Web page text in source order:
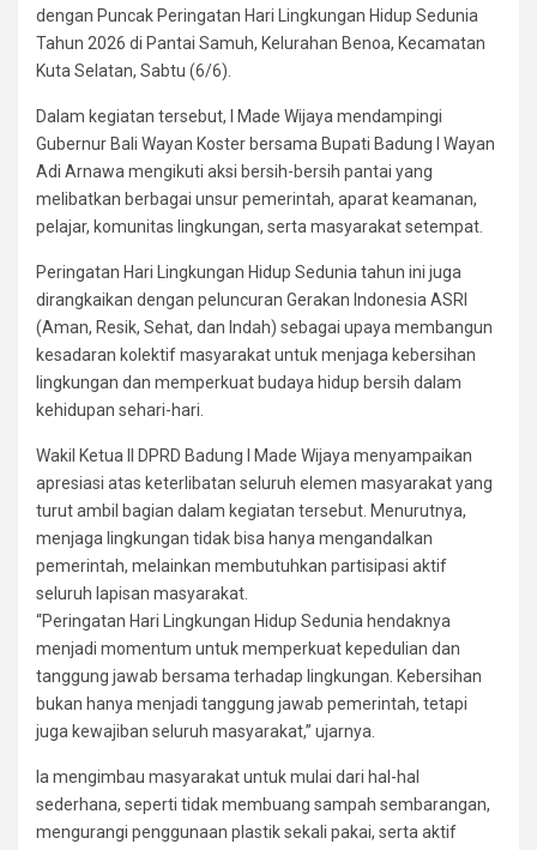
dengan Puncak Peringatan Hari Lingkungan Hidup Sedunia
Tahun 2026 di Pantai Samuh, Kelurahan Benoa, Kecamatan
Kuta Selatan, Sabtu (6/6).
Dalam kegiatan tersebut, I Made Wijaya mendampingi
Gubernur Bali Wayan Koster bersama Bupati Badung I Wayan
Adi Arnawa mengikuti aksi bersih-bersih pantai yang
melibatkan berbagai unsur pemerintah, aparat keamanan,
pelajar, komunitas lingkungan, serta masyarakat setempat.
Peringatan Hari Lingkungan Hidup Sedunia tahun ini juga
dirangkaikan dengan peluncuran Gerakan Indonesia ASRI
(Aman, Resik, Sehat, dan Indah) sebagai upaya membangun
kesadaran kolektif masyarakat untuk menjaga kebersihan
lingkungan dan memperkuat budaya hidup bersih dalam
kehidupan sehari-hari.
Wakil Ketua II DPRD Badung I Made Wijaya menyampaikan
apresiasi atas keterlibatan seluruh elemen masyarakat yang
turut ambil bagian dalam kegiatan tersebut. Menurutnya,
menjaga lingkungan tidak bisa hanya mengandalkan
pemerintah, melainkan membutuhkan partisipasi aktif
seluruh lapisan masyarakat.
“Peringatan Hari Lingkungan Hidup Sedunia hendaknya
menjadi momentum untuk memperkuat kepedulian dan
tanggung jawab bersama terhadap lingkungan. Kebersihan
bukan hanya menjadi tanggung jawab pemerintah, tetapi
juga kewajiban seluruh masyarakat,” ujarnya.
Ia mengimbau masyarakat untuk mulai dari hal-hal
sederhana, seperti tidak membuang sampah sembarangan,
mengurangi penggunaan plastik sekali pakai, serta aktif